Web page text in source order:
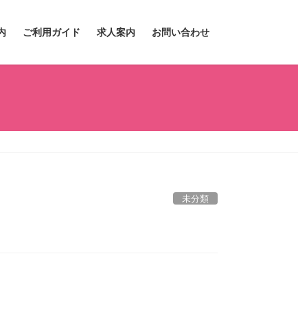
ご利用ガイド 求人案内 お問い合わせ
未分類